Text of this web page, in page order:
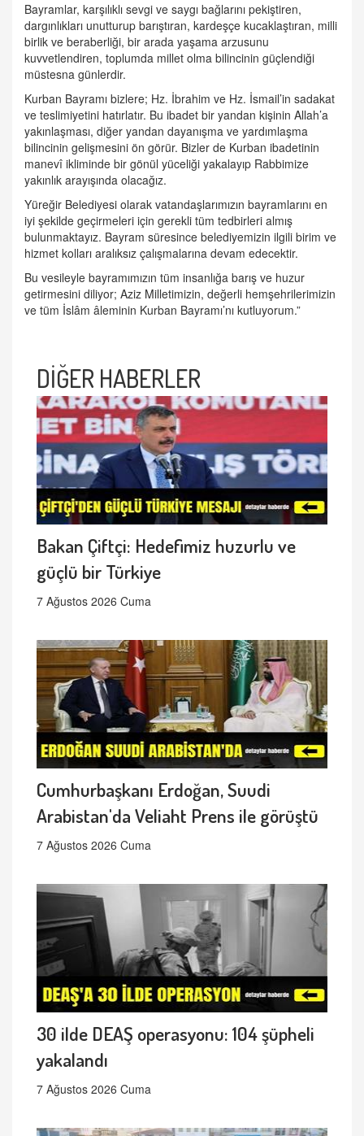
Bayramlar, karşılıklı sevgi ve saygı bağlarını pekiştiren,
dargınlıkları unutturup barıştıran, kardeşçe kucaklaştıran, milli
birlik ve beraberliği, bir arada yaşama arzusunu
kuvvetlendiren, toplumda millet olma bilincinin güçlendiği
müstesna günlerdir.
Kurban Bayramı bizlere; Hz. İbrahim ve Hz. İsmail’in sadakat
ve teslimiyetini hatırlatır. Bu ibadet bir yandan kişinin Allah’a
yakınlaşması, diğer yandan dayanışma ve yardımlaşma
bilincinin gelişmesini ön görür. Bizler de Kurban ibadetinin
manevî ikliminde bir gönül yüceliği yakalayıp Rabbimize
yakınlık arayışında olacağız.
Yüreğir Belediyesi olarak vatandaşlarımızın bayramlarını en
iyi şekilde geçirmeleri için gerekli tüm tedbirleri almış
bulunmaktayız. Bayram süresince belediyemizin ilgili birim ve
hizmet kolları aralıksız çalışmalarına devam edecektir.
Bu vesileyle bayramımızın tüm insanlığa barış ve huzur
getirmesini diliyor; Aziz Milletimizin, değerli hemşehrilerimizin
ve tüm İslâm âleminin Kurban Bayramı’nı kutluyorum.”
DİĞER HABERLER
Bakan Çiftçi: Hedefimiz huzurlu ve
güçlü bir Türkiye
7 Ağustos 2026 Cuma
Cumhurbaşkanı Erdoğan, Suudi
Arabistan'da Veliaht Prens ile görüştü
7 Ağustos 2026 Cuma
30 ilde DEAŞ operasyonu: 104 şüpheli
yakalandı
7 Ağustos 2026 Cuma